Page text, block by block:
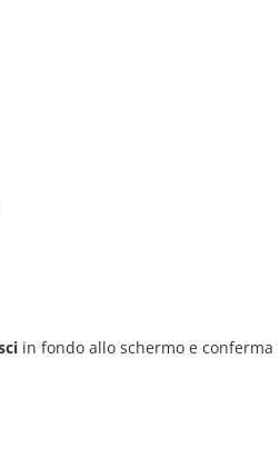
in fondo allo schermo e conferma